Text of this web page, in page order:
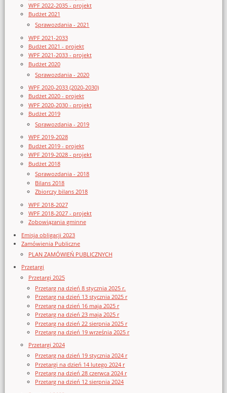
WPF 2022-2035 - projekt
Budżet 2021
Sprawozdania - 2021
WPF 2021-2033
Budżet 2021 - projekt
WPF 2021-2033 - projekt
Budżet 2020
Sprawozdania - 2020
WPF 2020-2033 (2020-2030)
Budżet 2020 - projekt
WPF 2020-2030 - projekt
Budżet 2019
Sprawozdania - 2019
WPF 2019-2028
Budżet 2019 - projekt
WPF 2019-2028 - projekt
Budżet 2018
Sprawozdania - 2018
Bilans 2018
Zbiorczy bilans 2018
WPF 2018-2027
WPF 2018-2027 - projekt
Zobowiązania gminne
Emisja obligacji 2023
Zamówienia Publiczne
PLAN ZAMÓWIEŃ PUBLICZNYCH
Przetargi
Przetargi 2025
Przetarg na dzień 8 stycznia 2025 r.
Przetarg na dzień 13 stycznia 2025 r
Przetarg na dzień 16 maja 2025 r
Przetarg na dzień 23 maja 2025 r
Przetarg na dzień 22 sierpnia 2025 r
Przetarg na dzień 19 września 2025 r
Przetargi 2024
Przetarg na dzień 19 stycznia 2024 r
Przetargi na dzień 14 lutego 2024 r
Przetarg na dzień 28 czerwca 2024 r
Przetarg na dzień 12 sierpnia 2024